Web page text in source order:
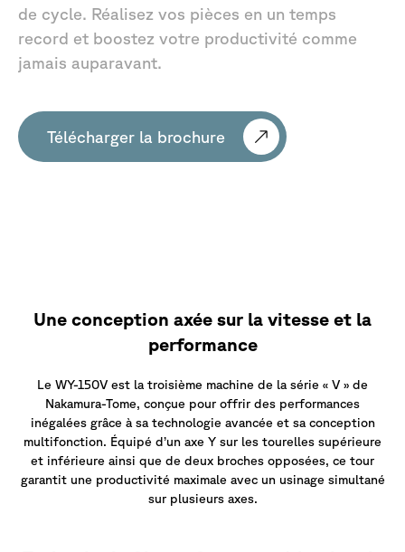
de cycle. Réalisez vos pièces en un temps
record et boostez votre productivité comme
jamais auparavant.
Télécharger la brochure
Une conception axée sur la vitesse et la
performance
Le WY-150V est la troisième machine de la série « V » de
Nakamura-Tome, conçue pour offrir des performances
inégalées grâce à sa technologie avancée et sa conception
multifonction. Équipé d’un axe Y sur les tourelles supérieure
et inférieure ainsi que de deux broches opposées, ce tour
garantit une productivité maximale avec un usinage simultané
sur plusieurs axes.